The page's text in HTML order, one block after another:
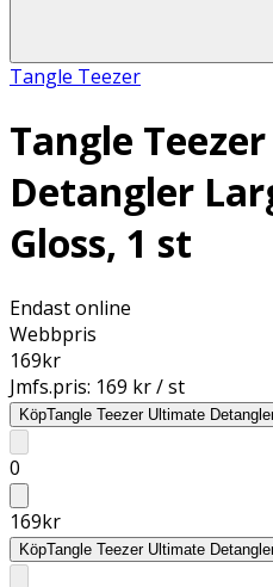
Tangle Teezer
Tangle
Detangler
Gloss, 1 st
Endast online
Webbpris
169kr
Jmfs.pris: 169 kr / st
KöpTangle Teezer Ultimate
0
169kr
KöpTangle Teezer Ultimate